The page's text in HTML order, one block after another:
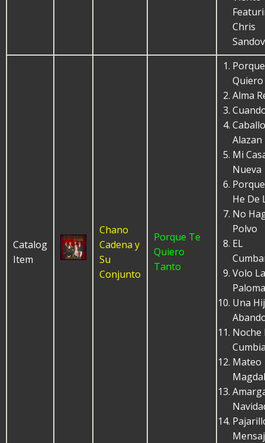
Chris
Catalog
Item
Chano
Cadena y
Su
Conjunto
Porque Te
Quiero
Tanto
Alma
Caballo
Mi
Nueva
He De
No
Polvo
EL
Volo La
Paloma
Una
Noche
Mateo